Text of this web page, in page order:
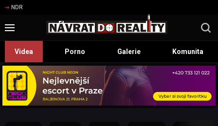
NDR
Videa Porno Galerie Komunita